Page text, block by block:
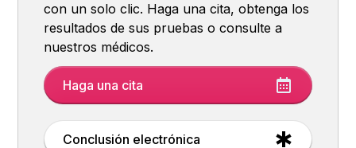
con un solo clic. Haga una cita, obtenga los
resultados de sus pruebas o consulte a
nuestros médicos.
Haga una cita
Conclusión electrónica